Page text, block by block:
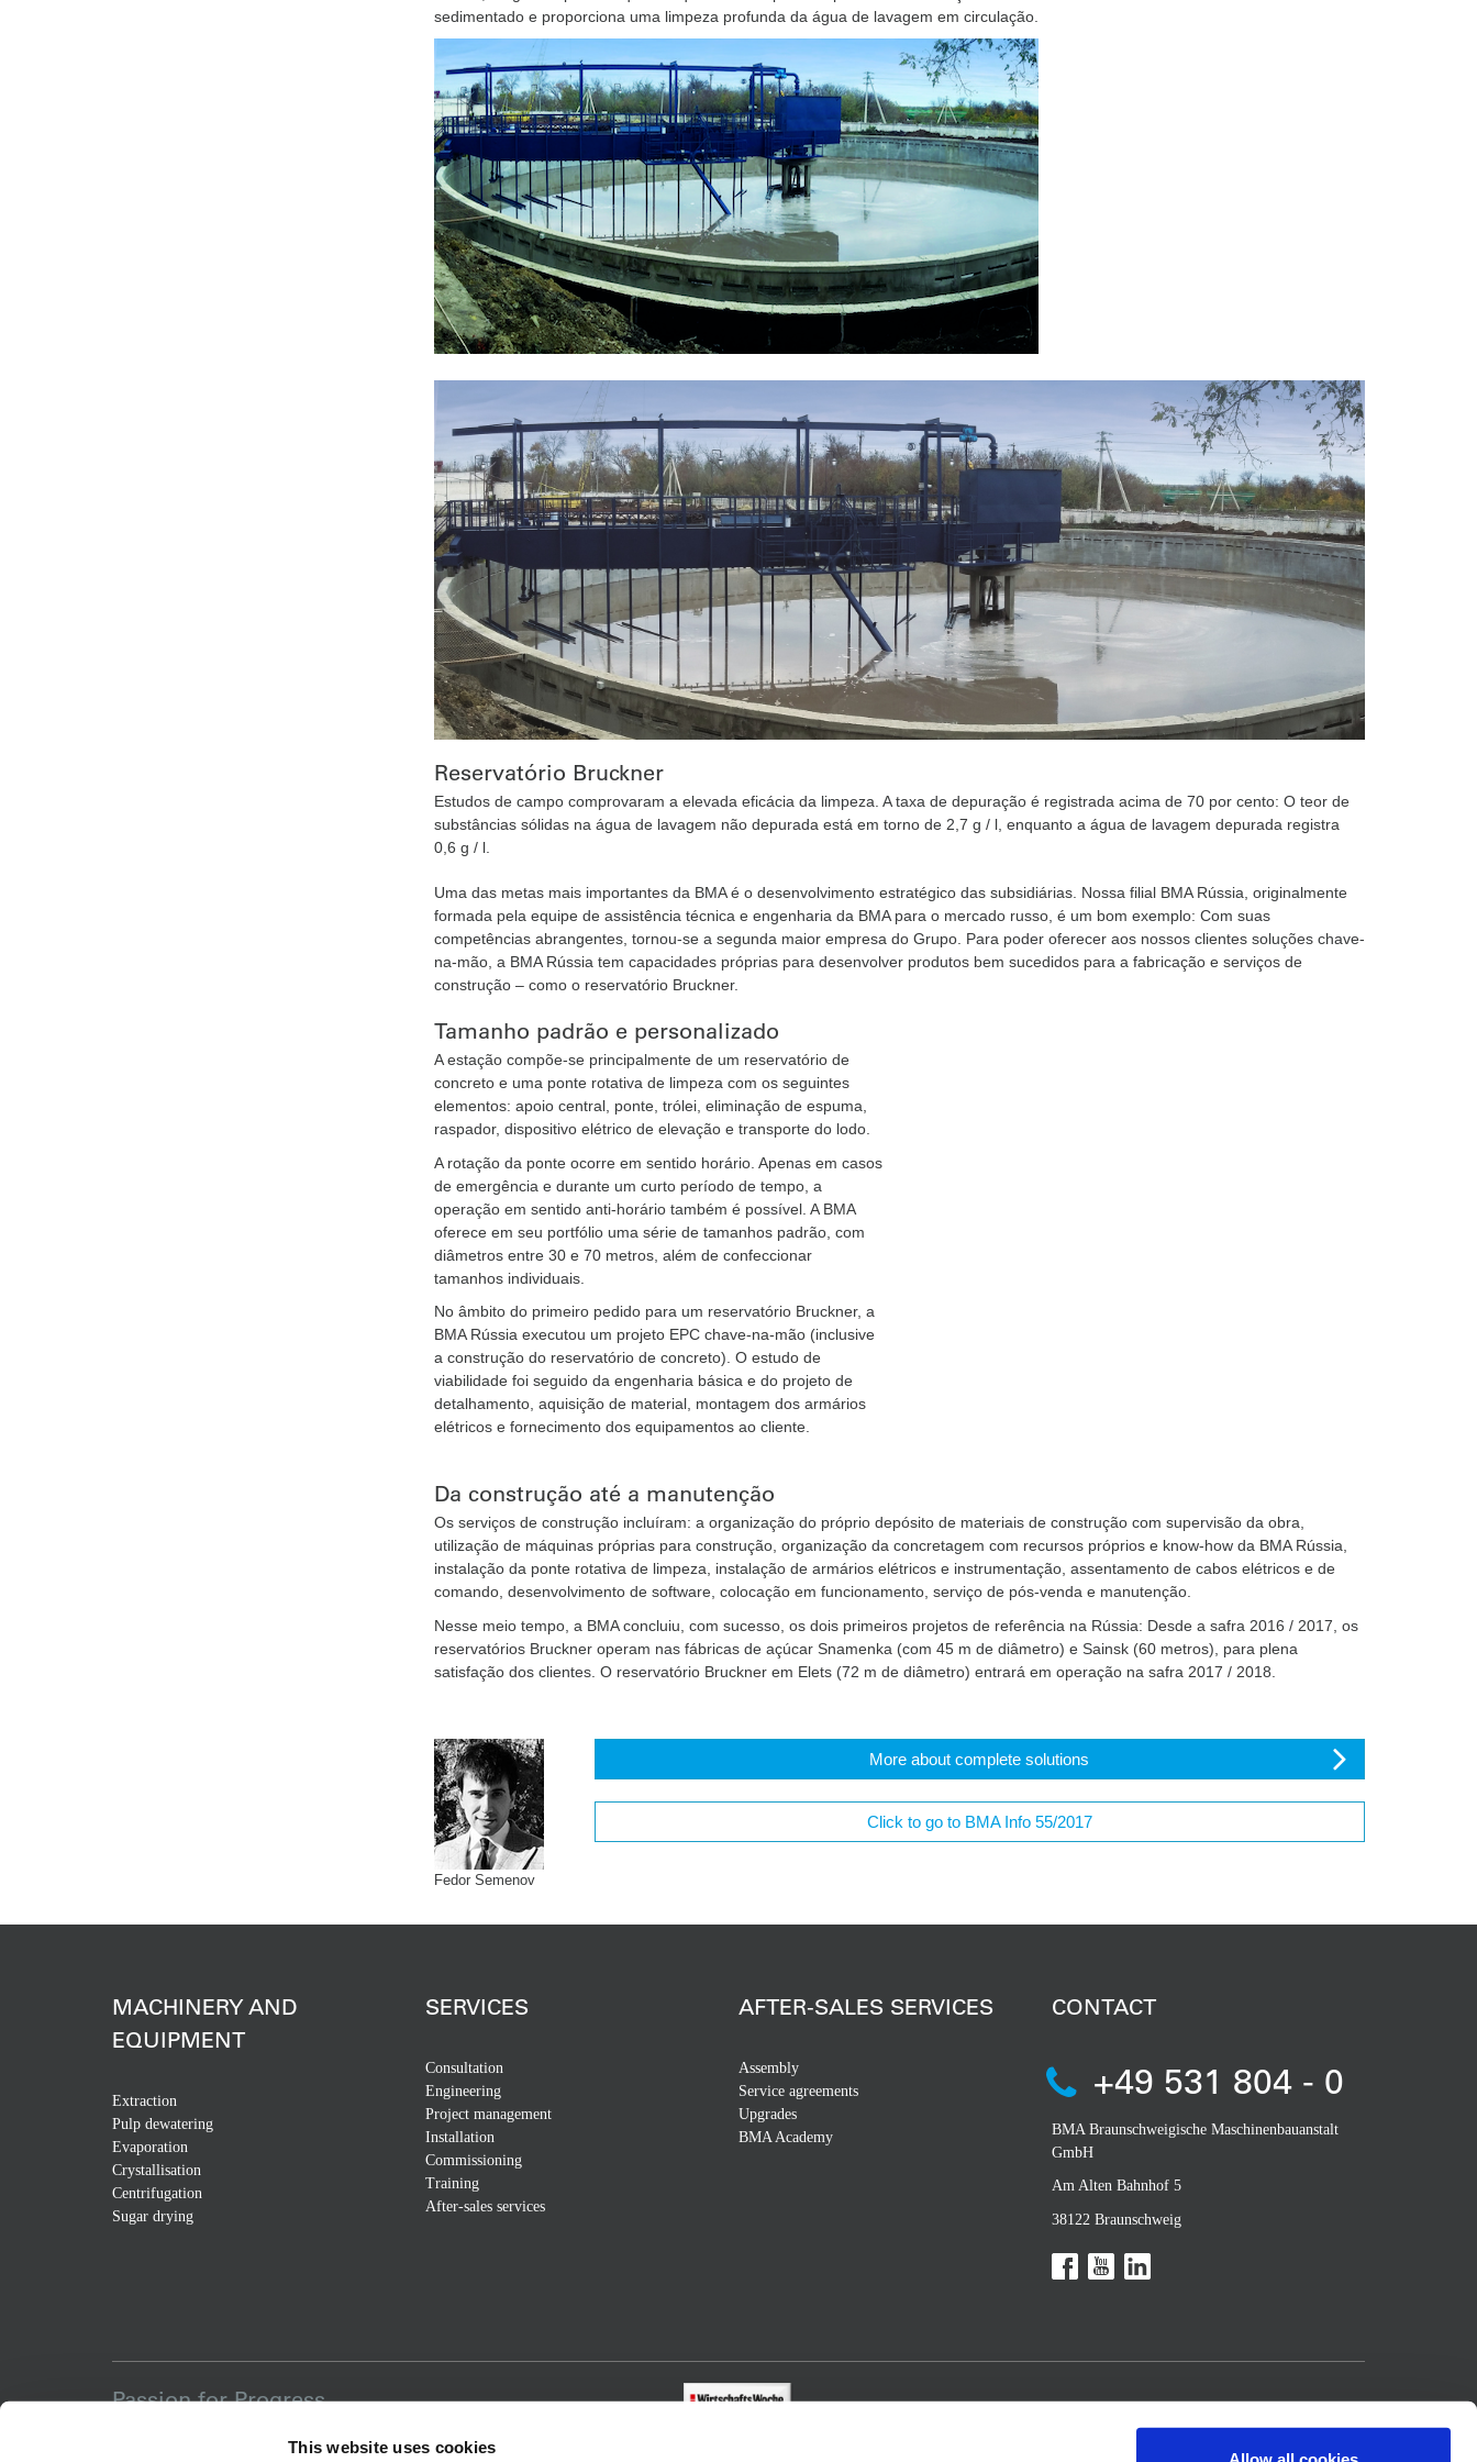
This website uses cookies
sedimentado e proporciona uma limpeza profunda da água de lavagem em circulação.
Reservatório Bruckner
Estudos de campo comprovaram a elevada eficácia da limpeza. A taxa de depuração é registrada acima de 70 por cento: O teor de
substâncias sólidas na água de lavagem não depurada está em torno de 2,7 g / l, enquanto a água de lavagem depurada registra
0,6 g / l.
Uma das metas mais importantes da BMA é o desenvolvimento estratégico das subsidiárias. Nossa filial BMA Rússia, originalmente
formada pela equipe de assistência técnica e engenharia da BMA para o mercado russo, é um bom exemplo: Com suas
competências abrangentes, tornou-se a segunda maior empresa do Grupo. Para poder oferecer aos nossos clientes soluções chave-
na-mão, a BMA Rússia tem capacidades próprias para desenvolver produtos bem sucedidos para a fabricação e serviços de
construção – como o reservatório Bruckner.
Tamanho padrão e personalizado
A estação compõe-se principalmente de um reservatório de
concreto e uma ponte rotativa de limpeza com os seguintes
elementos: apoio central, ponte, trólei, eliminação de espuma,
raspador, dispositivo elétrico de elevação e transporte do lodo.
A rotação da ponte ocorre em sentido horário. Apenas em casos
de emergência e durante um curto período de tempo, a
operação em sentido anti-horário também é possível. A BMA
oferece em seu portfólio uma série de tamanhos padrão, com
diâmetros entre 30 e 70 metros, além de confeccionar
tamanhos individuais.
No âmbito do primeiro pedido para um reservatório Bruckner, a
BMA Rússia executou um projeto EPC chave-na-mão (inclusive
a construção do reservatório de concreto). O estudo de
viabilidade foi seguido da engenharia básica e do projeto de
detalhamento, aquisição de material, montagem dos armários
elétricos e fornecimento dos equipamentos ao cliente.
Da construção até a manutenção
Os serviços de construção incluíram: a organização do próprio depósito de materiais de construção com supervisão da obra,
utilização de máquinas próprias para construção, organização da concretagem com recursos próprios e know-how da BMA Rússia,
instalação da ponte rotativa de limpeza, instalação de armários elétricos e instrumentação, assentamento de cabos elétricos e de
comando, desenvolvimento de software, colocação em funcionamento, serviço de pós-venda e manutenção.
Nesse meio tempo, a BMA concluiu, com sucesso, os dois primeiros projetos de referência na Rússia: Desde a safra 2016 / 2017, os
reservatórios Bruckner operam nas fábricas de açúcar Snamenka (com 45 m de diâmetro) e Sainsk (60 metros), para plena
satisfação dos clientes. O reservatório Bruckner em Elets (72 m de diâmetro) entrará em operação na safra 2017 / 2018.
Fedor Semenov
More about complete solutions
Click to go to BMA Info 55/2017
MACHINERY AND
EQUIPMENT
Extraction
Pulp dewatering
Evaporation
Crystallisation
Centrifugation
Sugar drying
SERVICES
Consultation
Engineering
Project management
Installation
Commissioning
Training
After-sales services
AFTER-SALES SERVICES
Assembly
Service agreements
Upgrades
BMA Academy
CONTACT
+49 531 804 - 0
BMA Braunschweigische Maschinenbauanstalt
GmbH
Am Alten Bahnhof 5
38122 Braunschweig
Passion for Progress